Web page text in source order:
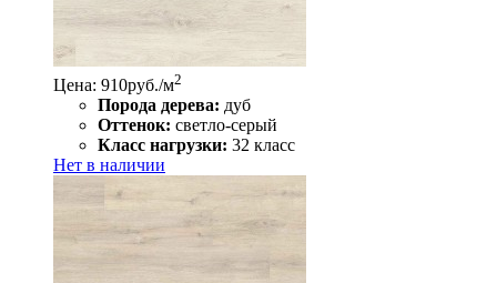
Цена: 910руб./м2
Порода дерева: дуб
Оттенок: светло-серый
Класс нагрузки: 32 класс
Нет в наличии